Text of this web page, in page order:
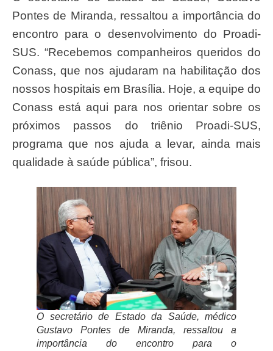
Pontes de Miranda, ressaltou a importância do
encontro para o desenvolvimento do Proadi-
SUS. “Recebemos companheiros queridos do
Conass, que nos ajudaram na habilitação dos
nossos hospitais em Brasília. Hoje, a equipe do
Conass está aqui para nos orientar sobre os
próximos passos do triênio Proadi-SUS,
programa que nos ajuda a levar, ainda mais
qualidade à saúde pública”, frisou.
O secretário de Estado da Saúde, médico
Gustavo Pontes de Miranda, ressaltou a
importância do encontro para o